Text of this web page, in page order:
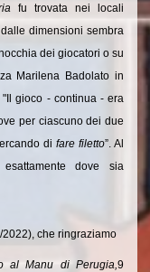
fu trovata nei locali
dimensioni sembra
dei giocatori o su
Marilena Badolato in
gioco - continua - era
per ciascuno dei due
difare filetto”. Al
dove sia
che ringraziamo
al Manu di Perugia,9